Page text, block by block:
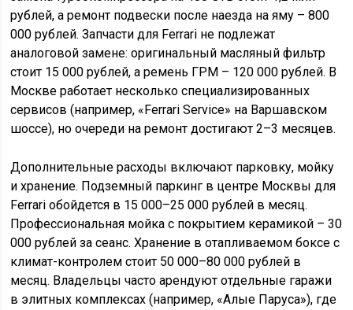
рублей, а ремонт подвески после наезда на яму – 800
000 рублей. Запчасти для Ferrari не подлежат
аналоговой замене: оригинальный масляный фильтр
стоит 15 000 рублей, а ремень ГРМ – 120 000 рублей. В
Москве работает несколько специализированных
сервисов (например, «Ferrari Service» на Варшавском
шоссе), но очереди на ремонт достигают 2–3 месяцев.
Дополнительные расходы включают парковку, мойку
и хранение. Подземный паркинг в центре Москвы для
Ferrari обойдется в 15 000–25 000 рублей в месяц.
Профессиональная мойка с покрытием керамикой – 30
000 рублей за сеанс. Хранение в отапливаемом боксе с
климат-контролем стоит 50 000–80 000 рублей в
месяц. Владельцы часто арендуют отдельные гаражи
в элитных комплексах (например, «Алые Паруса»), где